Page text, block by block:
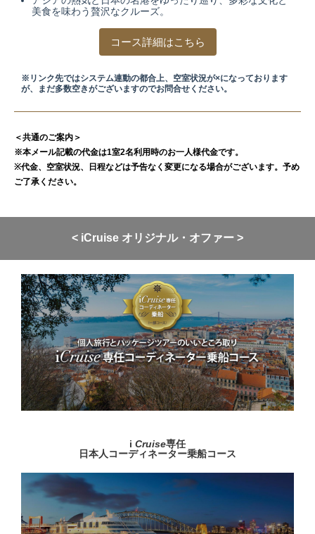
美食を味わう贅沢なクルーズ。
コース詳細はこちら
※リンク先ではシステム連動の都合上、空室状況が×になっております
が、まだ多数空きがございますのでお問合せください。
＜共通のご案内＞
※本メール記載の代金は1室2名利用時のお一人様代金です。
※代金、空室状況、日程などは予告なく変更になる場合がございます。予め
ご了承ください。
< iCruise オリジナル・オファー >
i Cruise専任
日本人コーディネーター乗船コース